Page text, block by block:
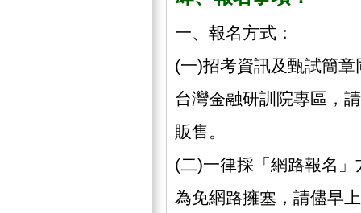
一、報名方式：
(一)招考資訊及甄試簡
台灣金融研訓院專區，
販售。
(二)一律採「網路報名
為免網路擁塞，請儘早